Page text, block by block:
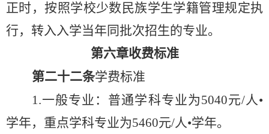
正时，按照学校少数民族学生学籍管理规定执
行， 转入入学当年同批次招生的专业。
第六章收费标准
第二十二条学费标准
1.一般专业：普通学科专业为5040元/人•
学年，重点学科专业为5460元/人•学年。